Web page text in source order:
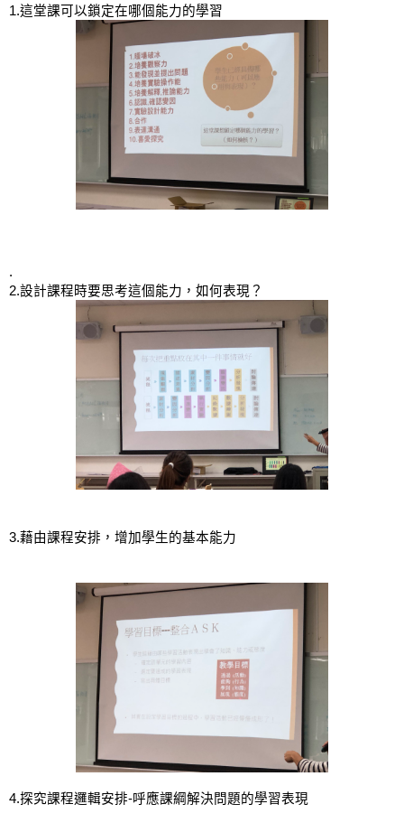
1.這堂課可以鎖定在哪個能力的學習
.
2.設計課程時要思考這個能力，如何表現？
3.藉由課程安排，增加學生的基本能力
4.探究課程邏輯安排-呼應課綱解決問題的學習表現